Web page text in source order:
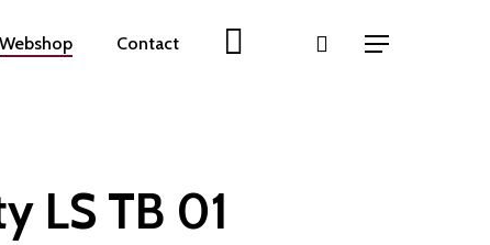
Webshop Contact Menu
LS TB 01